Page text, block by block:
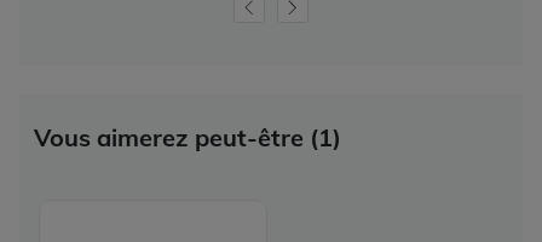
Vous aimerez peut-être (1)